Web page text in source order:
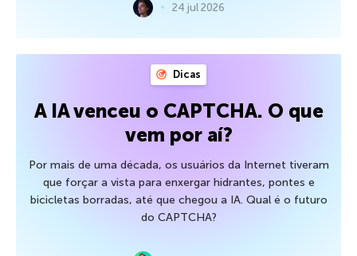
24 jul 2026
Dicas
A IA venceu o CAPTCHA. O que
vem por aí?
Por mais de uma década, os usuários da Internet tiveram
que forçar a vista para enxergar hidrantes, pontes e
bicicletas borradas, até que chegou a IA. Qual é o futuro
do CAPTCHA?